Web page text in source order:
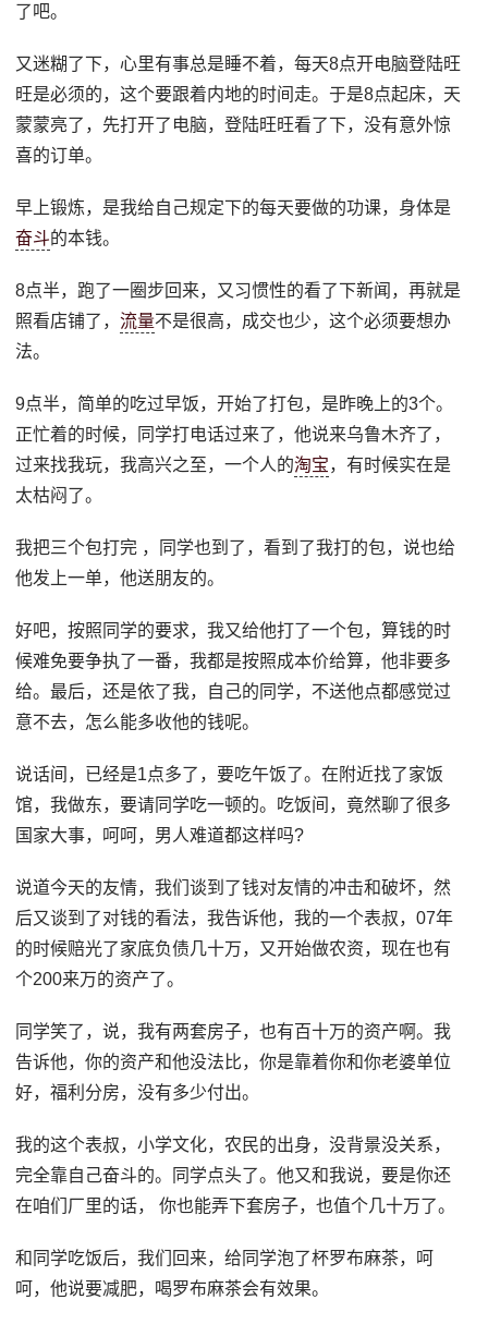
了吧。
又迷糊了下，心里有事总是睡不着，每天8点开电脑登陆旺
旺是必须的，这个要跟着内地的时间走。于是8点起床，天
蒙蒙亮了，先打开了电脑，登陆旺旺看了下，没有意外惊
喜的订单。
早上锻炼，是我给自己规定下的每天要做的功课，身体是
奋斗的本钱。
8点半，跑了一圈步回来，又习惯性的看了下新闻，再就是
照看店铺了，流量不是很高，成交也少，这个必须要想办
法。
9点半，简单的吃过早饭，开始了打包，是昨晚上的3个。
正忙着的时候，同学打电话过来了，他说来乌鲁木齐了，
过来找我玩，我高兴之至，一个人的淘宝，有时候实在是
太枯闷了。
我把三个包打完 ，同学也到了，看到了我打的包，说也给
他发上一单，他送朋友的。
好吧，按照同学的要求，我又给他打了一个包，算钱的时
候难免要争执了一番，我都是按照成本价给算，他非要多
给。最后，还是依了我，自己的同学，不送他点都感觉过
意不去，怎么能多收他的钱呢。
说话间，已经是1点多了，要吃午饭了。在附近找了家饭
馆，我做东，要请同学吃一顿的。吃饭间，竟然聊了很多
国家大事，呵呵，男人难道都这样吗?
说道今天的友情，我们谈到了钱对友情的冲击和破坏，然
后又谈到了对钱的看法，我告诉他，我的一个表叔，07年
的时候赔光了家底负债几十万，又开始做农资，现在也有
个200来万的资产了。
同学笑了，说，我有两套房子，也有百十万的资产啊。我
告诉他，你的资产和他没法比，你是靠着你和你老婆单位
好，福利分房，没有多少付出。
我的这个表叔，小学文化，农民的出身，没背景没关系，
完全靠自己奋斗的。同学点头了。他又和我说，要是你还
在咱们厂里的话， 你也能弄下套房子，也值个几十万了。
和同学吃饭后，我们回来，给同学泡了杯罗布麻茶，呵
呵，他说要减肥，喝罗布麻茶会有效果。